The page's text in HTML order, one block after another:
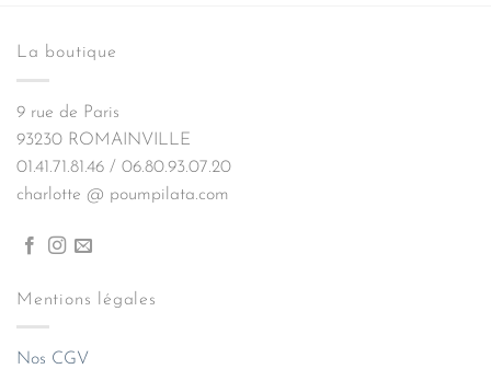
La boutique
9 rue de Paris
93230 ROMAINVILLE
01.41.71.81.46 / 06.80.93.07.20
charlotte @ poumpilata.com
Mentions légales
Nos CGV